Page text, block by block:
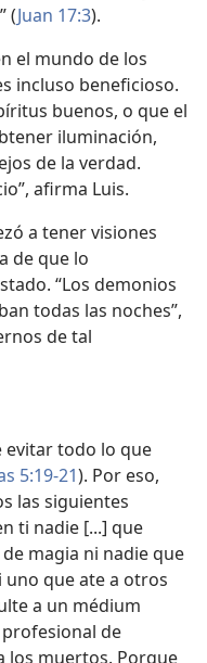
(Juan 17:3).
el mundo de los
incluso beneficioso.
buenos, o que el
iluminación,
de la verdad.
afirma Luis.
a tener visiones
de que lo
“Los demonios
todas las noches”,
de tal
evitar todo lo que
5:19-21). Por eso,
las siguientes
ti nadie [...] que
magia ni nadie que
que ate a otros
a un médium
de
los muertos. Porque